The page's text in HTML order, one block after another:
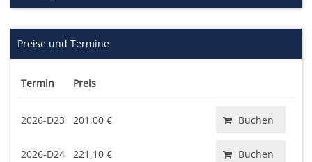
Preise und Termine
Termin Preis
2026-D23 201,00 € Buchen
2026-D24 221,10 € Buchen